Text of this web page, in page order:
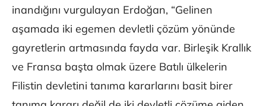
inandığını vurgulayan Erdoğan, “Gelinen
aşamada iki egemen devletli çözüm yönünde
gayretlerin artmasında fayda var. Birleşik Krallık
ve Fransa başta olmak üzere Batılı ülkelerin
Filistin devletini tanıma kararlarını basit birer